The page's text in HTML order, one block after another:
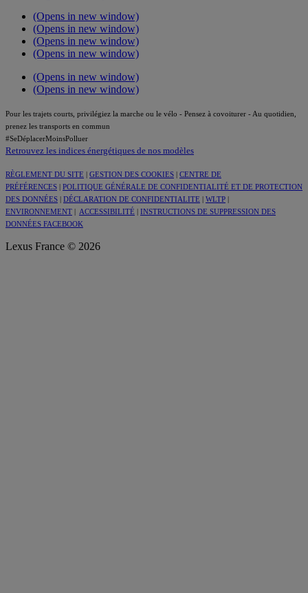
(Opens in new window)
(Opens in new window)
(Opens in new window)
(Opens in new window)
(Opens in new window)
(Opens in new window)
Pour les trajets courts, privilégiez la marche ou le vélo - Pensez à covoiturer - Au quotidien,
prenez les transports en commun
#SeDéplacerMoinsPolluer
Retrouvez les indices énergétiques de nos modèles
RÈGLEMENT DU SITE | GESTION DES COOKIES | CENTRE DE
PRÉFÉRENCES | POLITIQUE GÉNÉRALE DE CONFIDENTIALITÉ ET DE PROTECTION
DES DONNÉES | DÉCLARATION DE CONFIDENTIALITE | WLTP |
ENVIRONNEMENT | ACCESSIBILITÉ | INSTRUCTIONS DE SUPPRESSION DES
DONNÉES FACEBOOK
Lexus France © 2026